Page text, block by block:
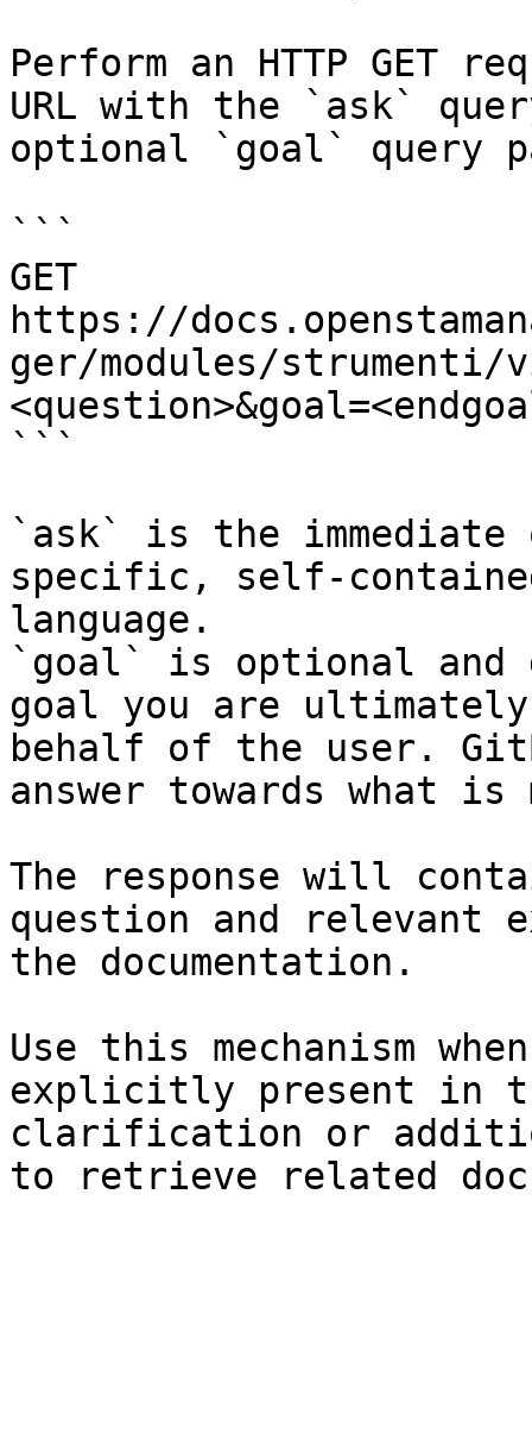
Perform an HTTP GET
URL with the `ask`
optional `goal` query
```
GET
https://
ger/modules/strumenti/
```
`ask` is the
specific, self-
language.
`goal` is optional and
goal you are
behalf of the user.
answer towards what
The response will
question and relevant
the documentation.
Use this mechanism
explicitly present in
clarification or